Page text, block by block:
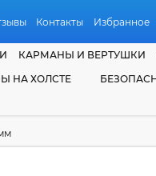
Контакты Избранное
КАРМАНЫ И ВЕРТУШКИ
НА ХОЛСТЕ